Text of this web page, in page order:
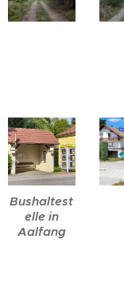
Bushaltest
elle in
Aalfang